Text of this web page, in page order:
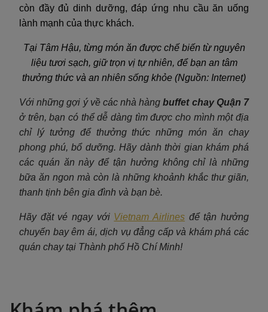
còn đầy đủ dinh dưỡng, đáp ứng nhu cầu ăn uống
lành mạnh của thực khách.
Tại Tâm Hậu, từng món ăn được chế biến từ nguyên
liệu tươi sạch, giữ trọn vị tự nhiên, để bạn an tâm
thưởng thức và an nhiên sống khỏe (Nguồn: Internet)
Với những gợi ý về các nhà hàngbuffet chay Quận 7
ở trên, bạn có thể dễ dàng tìm được cho mình một địa
chỉ lý tưởng để thưởng thức những món ăn chay
phong phú, bổ dưỡng. Hãy dành thời gian khám phá
các quán ăn này để tận hưởng không chỉ là những
bữa ăn ngon mà còn là những khoảnh khắc thư giãn,
thanh tịnh bên gia đình và bạn bè.
Hãy đặt vé ngay với Vietnam Airlines để tận hưởng
chuyến bay êm ái, dịch vụ đẳng cấp và khám phá các
quán chay tại Thành phố Hồ Chí Minh!